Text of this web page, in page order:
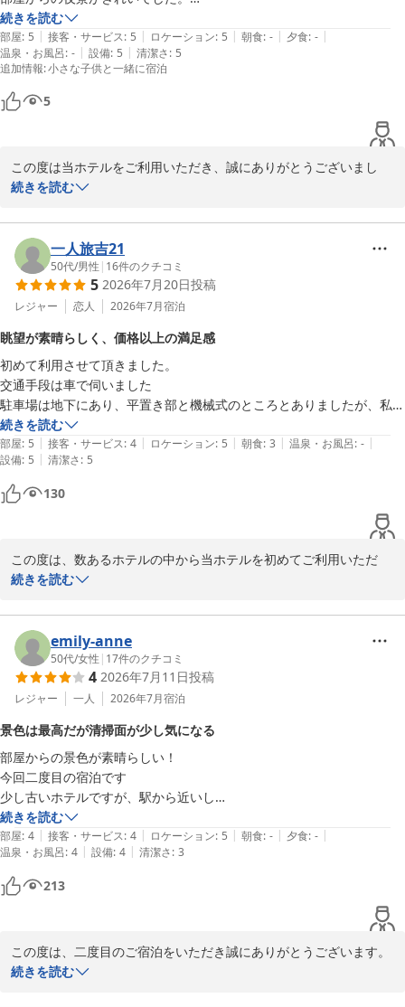
るよう、計画的な修繕やメンテナンスに努めてまいる所存です。
また、レストランのカレーをご愛顧いただき、心より感謝申し上げ
ます。
ご飯の質に関する貴重なご要望は、早速レストラン責任者および料
「もっと楽しみにできる」というお言葉を真摯に受け止め、より美
味しいお食事を提供できるよう改善を検討してまいります。
今後とも、お客様のご期待に添えるホテルを目指し精進してまいり
またのお越しを、スタッフ一同心よりお待ち申し上げております。
スターゲイトホテル関西エアポート（ＳｉＳ ＳＴＡＲＧＡＴＥ
ＨＯＴＥＬ）
2026-08-05
翌朝は当初電車で行く予定でしたが、無料のバスが出てるので利用させ
てもらいました。大変快適でした。
続きを読む
部屋: 5 | 接客・サービス: 5 | ロケーション: 5 | 朝食: - | 夕食: - |
温泉・お風呂: - | 設備: 5 | 清潔さ: 5
追加情報:小さな子供と一緒に宿泊
5
この度は当ホテルをご利用いただき、誠にありがとうございまし
た。
げます。
翌朝の早いフライトに向けてのご宿泊とのこと、当ホテルの無料駐
車場やシャトルバスがお客様の旅のお役に立てたようで、私共も大
変嬉しく存じます。
います。
移動の疲れを癒やし、快適にご出発いただけたことが私共にとって
何よりの喜びです。
これからも、お客様の旅をサポートできるよう、より一層のサービ
ス向上に努めてまいります。
またの機会がございましたら、ぜひ当ホテルをご利用くださいま
せ。
お客様のまたのお越しを、スタッフ一同心よりお待ち申し上げてお
スターゲイトホテル関西エアポート（ＳｉＳ ＳＴＡＲＧＡＴＥ
ＨＯＴＥＬ）
2026-08-05
続きを読む
一人旅吉21
50代/男性 | 16件のクチコミ
5 2026年7月20日投稿
レジャー 恋人 2026年7月宿泊
眺望が素晴らしく、価格以上の満足感
初めて利用させて頂きました。
交通手段は車で伺いました
駐車場は地下にあり、平置き部と機械式のところとありましたが、私は
たまたま空いていた平置き部に駐車しました。チェックインは、フロン
ト4人対応でしたが、我々の前に3組くらいいて、5分以上待たされまし
た。お部屋は、アップグレードして頂いたみたいで、素晴らしい眺望の
お部屋でした。朝の食事は、予定時刻から10分くらい後に伺うと、も
う長蛇の列でしたが、何待ちかよくわからず、また、係の方より「並ば
なくてもお好きなとこからどうぞ」と言われたのですが、結局配膳の周
りを順に回らないと横入り的な感じになるので、結局並びました。ま
た、ご飯の場所がわからなかったのですが、後で確認するとライスマシ
ーンが有ったみたいで、長蛇の列の先にあったみたいです。ちなみにそ
したが、これほどとは思いませんでした。配置上仕方がないのかと思い
ますが、改善の余地があるのかなと思いました。しかし、トータル的に
はお値段以上です。良いホテルでした。また利用させて頂きたいと思い
ました。ありがとうございました
続きを読む
部屋: 5 | 接客・サービス: 4 | ロケーション: 5 | 朝食: 3 | 温泉・お風呂: - |
設備: 5 | 清潔さ: 5
130
この度は、数あるホテルの中から当ホテルを初めてご利用いただ
き、誠にありがとうございます。
こと、重ねて御礼申し上げます。
お部屋のアップグレードにつきまして、眺望をお楽しみいただけた
とのこと、私共も大変嬉しく存じます。「お値段以上」とのお言葉
を頂戴し、スタッフ一同大変励みになります。
一方で、チェックイン時にお待たせしてしまいましたこと、深くお
詫び申し上げます。
4名体制で対応しておりましたが、お客様をスムーズにご案内でき
るよう、改めてオペレーションの改善に努めてまいる所存です。
また、朝食会場での混雑およびご案内不足につきましても、多大な
るご迷惑をおかけいたしました。
オムレツの列と他のメニューの動線が分かりにくく、お客様を困惑
させてしまいましたこと、誠に申し訳ございません。
係員からの「並ばなくても良い」という案内が、かえってお客さま
ライスマシーンの配置や、混雑時における誘導サインの見直しな
続きを読む
emily-anne
50代/女性 | 17件のクチコミ
4 2026年7月11日投稿
レジャー 一人 2026年7月宿泊
景色は最高だが清掃面が少し気になる
部屋からの景色が素晴らしい！
今回二度目の宿泊です
少し古いホテルですが、駅から近いし
雨が降っても濡れずに行けます。
コンビニもあるし、近くに飲食店やドラッグストアもあるので便利で
す。
2泊しましたが、お掃除に関しては髪の毛が落ちていたり、タオルや小
続きを読む
部屋: 4 | 接客・サービス: 4 | ロケーション: 5 | 朝食: - | 夕食: - |
温泉・お風呂: 4 | 設備: 4 | 清潔さ: 3
213
この度は、二度目のご宿泊をいただき誠にありがとうございます。
また、お忙しい中ご感想をお寄せいただきましたこと、重ねて御礼
続きを読む